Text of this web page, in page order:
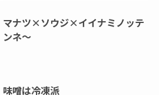
マナツ×ソウジ×イイナミノッテ
ンネ～
味噌は冷凍派